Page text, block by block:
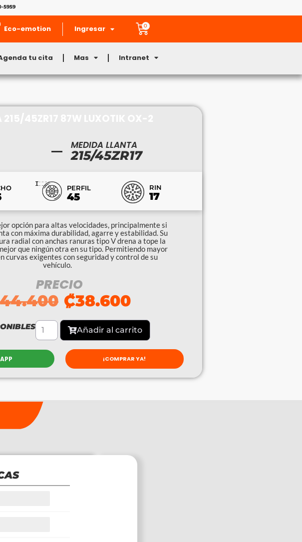
5959
Eco-emotion Ingresar 0
tu cita Mas Intranet
MEDIDA LLANTA
215/45ZR17
PERFIL
45
RIN
17
opción para altas velocidades, principalmente si
con máxima durabilidad, agarre y estabilidad. Su
radial con anchas ranuras tipo V drena a tope la
que ningún otra en su tipo. Permitiendo mayor
curvas exigentes con seguridad y control de su
vehículo.
PRECIO
44.400 ₡38.600
Añadir al carrito
¡COMPRAR YA!